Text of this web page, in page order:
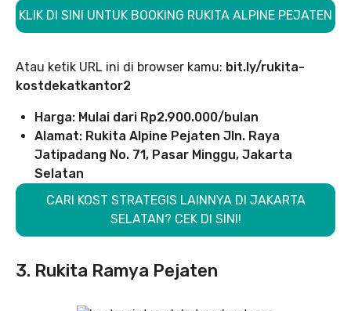
KLIK DI SINI UNTUK BOOKING RUKITA ALPINE PEJATEN
Atau ketik URL ini di browser kamu: bit.ly/rukita-
kostdekatkantor2
Harga: Mulai dari Rp2.900.000/bulan
Alamat: Rukita Alpine Pejaten Jln. Raya
Jatipadang No. 71, Pasar Minggu, Jakarta
Selatan
CARI KOST STRATEGIS LAINNYA DI JAKARTA
SELATAN? CEK DI SINI!
3. Rukita Ramya Pejaten